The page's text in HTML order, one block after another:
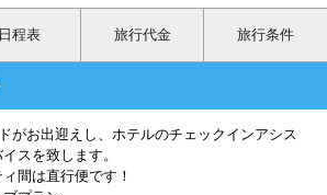
日程表 旅行代金 旅行条件
がお出迎えし、ホテルのチェックインアシス
スを致します。
間は直行便です！